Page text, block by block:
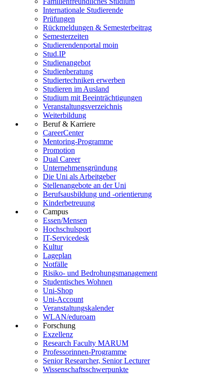
Internationale Studierende
Prüfungen
Rückmeldungen & Semesterbeitrag
Semesterzeiten
Studierendenportal moin
Stud.IP
Studienangebot
Studienberatung
Studiertechniken erwerben
Studieren im Ausland
Studium mit Beeinträchtigungen
Veranstaltungsverzeichnis
Weiterbildung
Beruf & Karriere
CareerCenter
Mentoring-Programme
Promotion
Dual Career
Unternehmensgründung
Die Uni als Arbeitgeber
Stellenangebote an der Uni
Berufsausbildung und -orientierung
Kinderbetreuung
Campus
Essen/Mensen
Hochschulsport
IT-Servicedesk
Kultur
Lageplan
Notfälle
Risiko- und Bedrohungsmanagement
Studentisches Wohnen
Uni-Shop
Uni-Account
Veranstaltungskalender
WLAN/eduroam
Forschung
Exzellenz
Research Faculty MARUM
Professorinnen-Programme
Senior Researcher, Senior Lecturer
Wissenschaftsschwerpunkte